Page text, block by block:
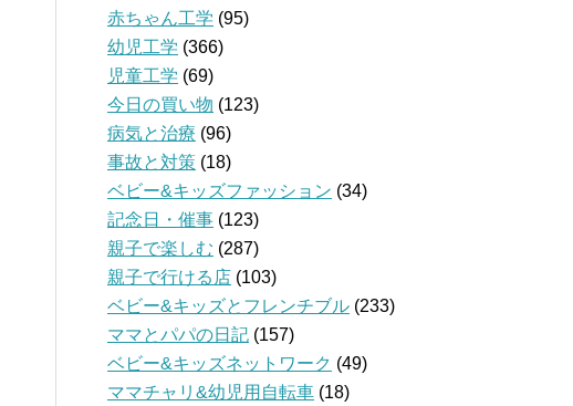
赤ちゃん工学 (95)
幼児工学 (366)
児童工学 (69)
今日の買い物 (123)
病気と治療 (96)
事故と対策 (18)
ベビー&キッズファッション (34)
記念日・催事 (123)
親子で楽しむ (287)
親子で行ける店 (103)
ベビー&キッズとフレンチブル (233)
ママとパパの日記 (157)
ベビー&キッズネットワーク (49)
ママチャリ&幼児用自転車 (18)